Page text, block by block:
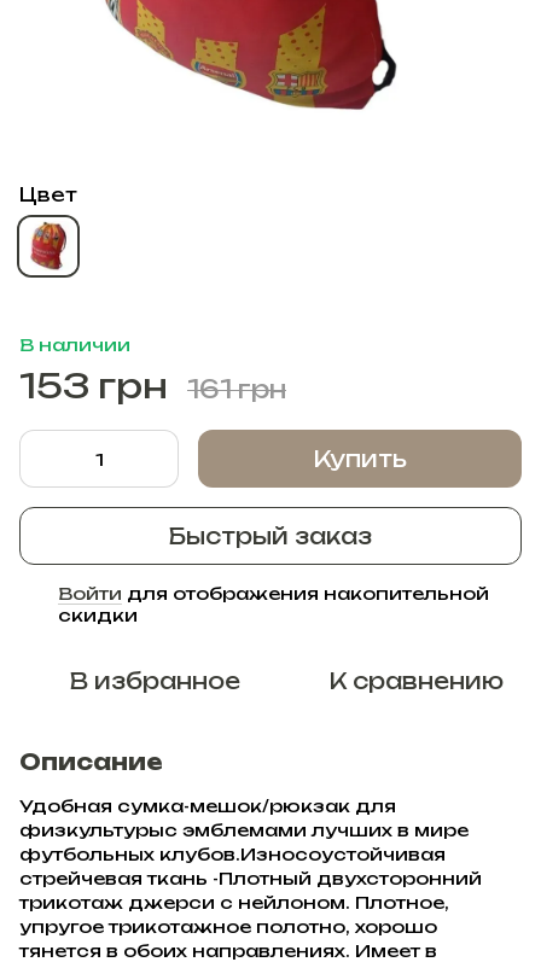
Цвет
В наличии
153 грн 161 грн
Купить
Быстрый заказ
Войти для отображения накопительной
скидки
В избранное К сравнению
Описание
Удобная сумка-мешок/рюкзак для
физкультурыс эмблемами лучших в мире
футбольных клубов.Износоустойчивая
стрейчевая ткань -Плотный двухсторонний
трикотаж джерси с нейлоном. Плотное,
упругое трикотажное полотно, хорошо
тянется в обоих направлениях. Имеет в